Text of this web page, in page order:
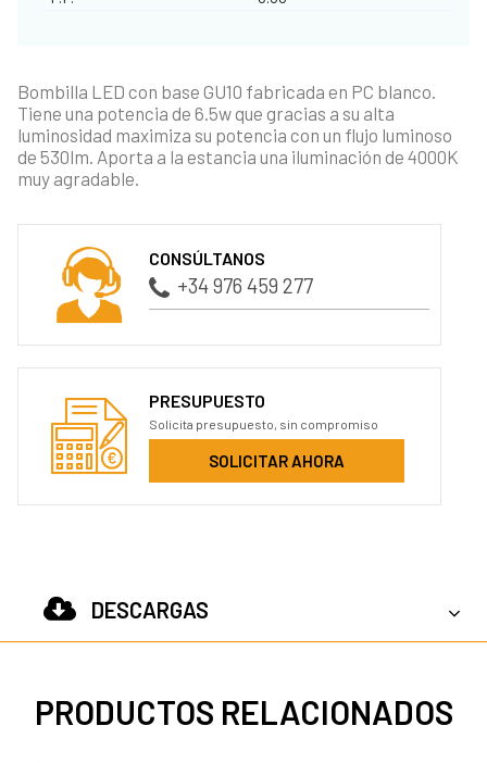
Bombilla LED con base GU10 fabricada en PC blanco.
Tiene una potencia de 6.5w que gracias a su alta
luminosidad maximiza su potencia con un flujo luminoso
de 530lm. Aporta a la estancia una iluminación de 4000K
muy agradable.
CONSÚLTANOS
+34 976 459 277
PRESUPUESTO
Solicita presupuesto, sin compromiso
SOLICITAR AHORA
DESCARGAS
PRODUCTOS RELACIONADOS